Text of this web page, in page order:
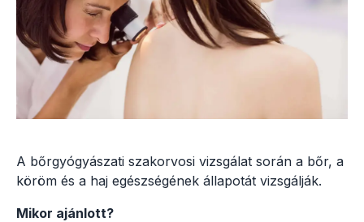
A bőrgyógyászati szakorvosi vizsgálat során a bőr, a
köröm és a haj egészségének állapotát vizsgálják.
Mikor ajánlott?